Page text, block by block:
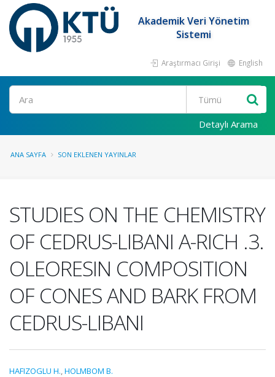
Akademik Veri Yönetim
Sistemi
Araştırmacı Girişi English
Ara
Detaylı Arama
ANA SAYFA SON EKLENEN YAYINLAR
STUDIES ON THE CHEMISTRY
OF CEDRUS-LIBANI A-RICH .3.
OLEORESIN COMPOSITION
OF CONES AND BARK FROM
CEDRUS-LIBANI
HAFIZOGLU H.,HOLMBOM B.